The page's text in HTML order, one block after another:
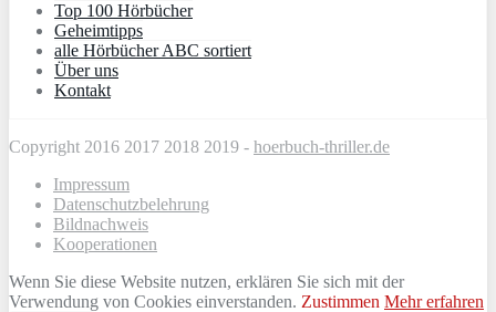
Top 100 Hörbücher
Geheimtipps
alle Hörbücher ABC sortiert
Über uns
Kontakt
Copyright 2016 2017 2018 2019 - hoerbuch-thriller.de
Impressum
Datenschutzbelehrung
Bildnachweis
Kooperationen
Wenn Sie diese Website nutzen, erklären Sie sich mit der
Verwendung von Cookies einverstanden. Zustimmen Mehr erfahren